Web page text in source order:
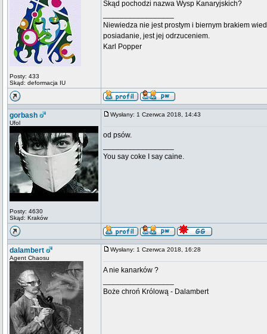
Posty: 433
Skąd: deformacja IU
Skąd pochodzi nazwa Wysp Kanaryjskich?
Niewiedza nie jest prostym i biernym brakiem
posiadanie, jest jej odrzuceniem.
Karl Popper
gorbash
Ufol
Posty: 4630
Skąd: Kraków
Wysłany: 1 Czerwca 2018, 14:43
od psów.
You say coke I say caine.
dalambert
Agent Chaosu
Wysłany: 1 Czerwca 2018, 16:28
A nie kanarków ?
Boże chroń Królową - Dalambert